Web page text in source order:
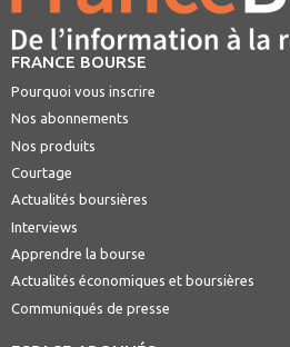
FRANCE BOURSE
Pourquoi vous inscrire
Nos abonnements
Nos produits
Courtage
Actualités boursières
Interviews
Apprendre la bourse
Actualités économiques et boursières
Communiqués de presse